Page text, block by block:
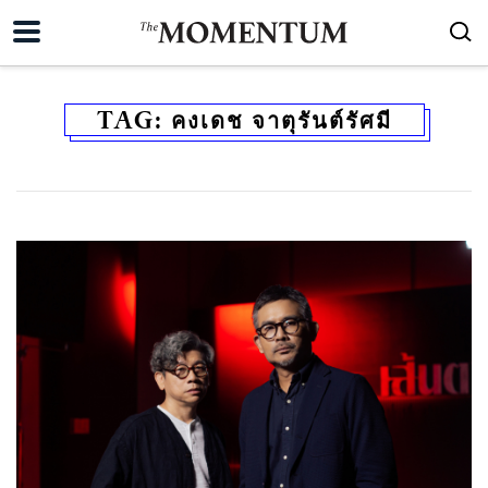
TAG: คงเดช จาตุรันต์รัศมี